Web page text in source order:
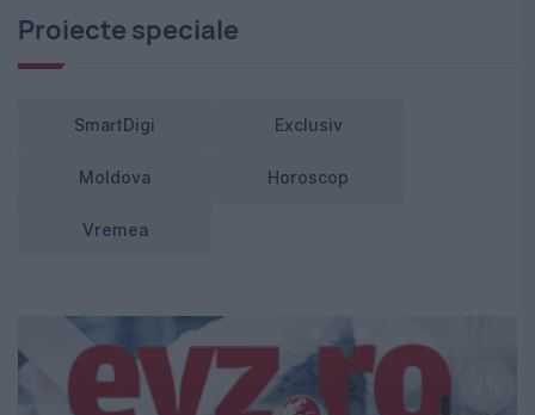
Proiecte speciale
SmartDigi Exclusiv
Moldova Horoscop
Vremea